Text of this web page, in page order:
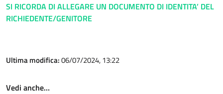
SI RICORDA DI ALLEGARE UN DOCUMENTO DI IDENTITA’ DEL
RICHIEDENTE/GENITORE
Ultima modifica:06/07/2024, 13:22
Vedi anche…